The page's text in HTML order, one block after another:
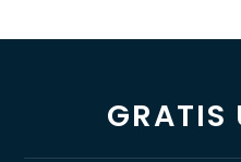
GRATIS